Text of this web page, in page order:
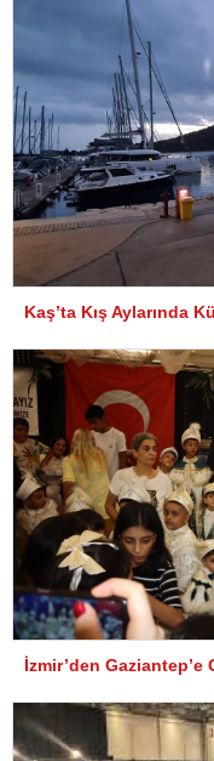
Kaş’ta Kış Aylarında
İzmir’den